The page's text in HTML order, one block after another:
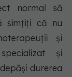
normal să
simțiți că nu
și
și
durerea